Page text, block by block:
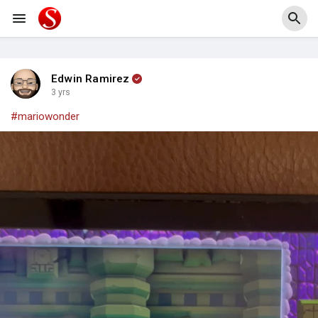
Edwin Ramirez
3 yrs
#mariowonder